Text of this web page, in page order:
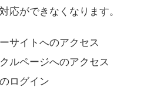
応ができなくなります。
サイトへのアクセス
ルページへのアクセス
ログイン